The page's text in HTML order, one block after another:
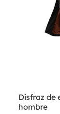
Disfraz de
hombre